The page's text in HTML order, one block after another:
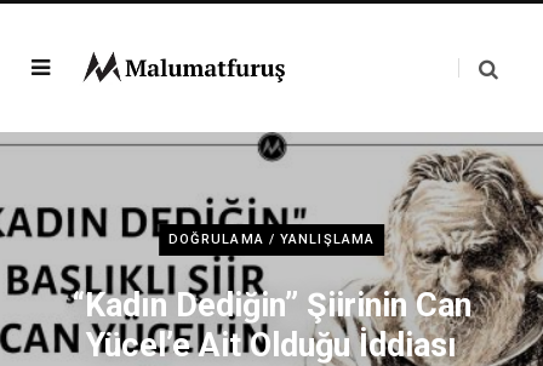
DOĞRULAMA / YANLIŞLAMA
“Kadın Dediğin” Şiirinin Can
Yücel’e Ait Olduğu İddiası